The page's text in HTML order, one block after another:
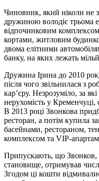
Чиновник, який ніколи не
дружиною володіє трьома
відпочинковим
кортами, житловим
двома елітними
банку, на яких лежать
Дружина Ірина до 2010
після чого звільнилася з
кар’єру. Незрозуміло, за
нерухомість у
В 2013 році Звонкова
ресторан, а потім купила
басейнами, рестораном,
комплексом та VIP-
Припускають, що Звонков,
становище, отримував
Згодом ці кошти